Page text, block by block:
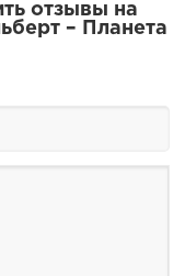
отзывы на
– Планета